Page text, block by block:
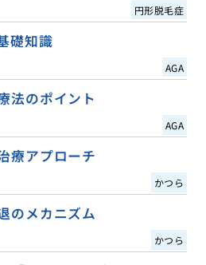
円形脱毛症
礎知識
AGA
法のポイント
AGA
療アプローチ
かつら
のメカニズム
かつら